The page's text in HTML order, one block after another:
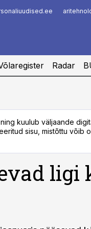
Radar
kuulub väljaande
sisu, mistõttu võib
ligi